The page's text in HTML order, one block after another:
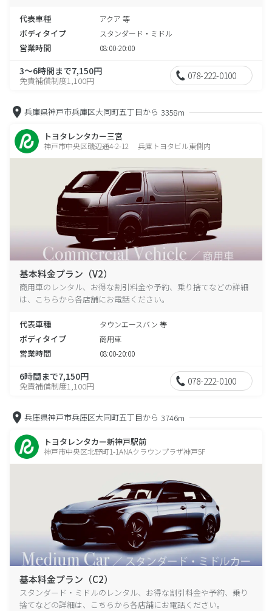
代表車種 アクア 等
ボディタイプ スタンダード・ミドル
営業時間 08:00-20:00
3～6時間まで7,150円
免責補償制度1,100円 078-222-0100
兵庫県神戸市兵庫区大同町五丁目から 3358m
トヨタレンタカー三宮
神戸市中央区磯辺通4-2-12 兵庫トヨタビル東側内
基本料金プラン（V2）
商用車のレンタル、お得な割引料金や予約、乗り捨てなどの詳細
は、こちらから各店舗にお電話ください。
代表車種 タウンエースバン 等
ボディタイプ 商用車
営業時間 08:00-20:00
6時間まで7,150円
免責補償制度1,100円 078-222-0100
兵庫県神戸市兵庫区大同町五丁目から 3746m
トヨタレンタカー新神戸駅前
神戸市中央区北野町1-1ANAクラウンプラザ神戸5F
基本料金プラン（C2）
スタンダード・ミドルのレンタル、お得な割引料金や予約、乗り
捨てなどの詳細は、こちらから各店舗にお電話ください。